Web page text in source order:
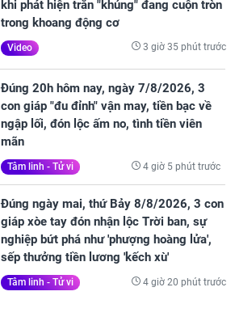
khi phát hiện trăn "khủng" đang cuộn tròn
trong khoang động cơ
Video 3 giờ 35 phút trước
Đúng 20h hôm nay, ngày 7/8/2026, 3
con giáp "đu đỉnh" vận may, tiền bạc về
ngập lối, đón lộc ấm no, tình tiền viên
mãn
Tâm linh - Tử vi 4 giờ 5 phút trước
Đúng ngày mai, thứ Bảy 8/8/2026, 3 con
giáp xòe tay đón nhận lộc Trời ban, sự
nghiệp bứt phá như 'phượng hoàng lửa',
sếp thưởng tiền lương 'kếch xù'
Tâm linh - Tử vi 4 giờ 20 phút trước